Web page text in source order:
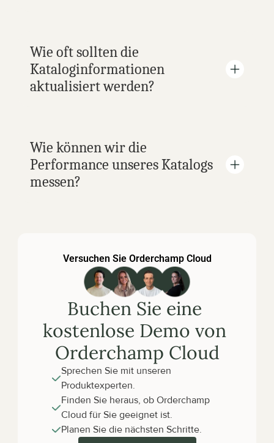
Wie oft sollten die
Kataloginformationen
aktualisiert werden?
Wie können wir die
Performance unseres Katalogs
messen?
Versuchen Sie Orderchamp Cloud
Buchen Sie eine
kostenlose Demo von
Orderchamp Cloud
Sprechen Sie mit unseren
Produktexperten.
Finden Sie heraus, ob Orderchamp
Cloud für Sie geeignet ist.
Planen Sie die nächsten Schritte.